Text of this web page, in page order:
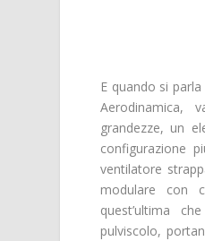
E quando si
Aerodinamica,
grandezze, un
configurazione
ventilatore
modulare con
quest’ultima
pulviscolo,